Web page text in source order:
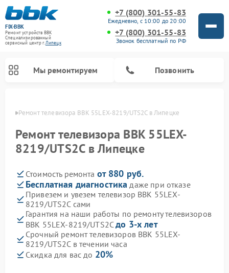
FIX-BBK
Ремонт устройств BBK
Специализированный
cервисный центр г.Липецк
+7 (800) 301-55-83
Ежедневно, с 10:00 до 20:00
+7 (800) 301-55-83
Звонок бесплатный по РФ
Мы ремонтируем Позвонить
Ремонт телевизора BBK 55LEX-8219/UTS2C в Липецке
Ремонт телевизора BBK 55LEX-
8219/UTS2C в Липецке
Стоимость ремонта от 880 руб.
Бесплатная диагностика даже при отказе
Привезем и увезем телевизор BBK 55LEX-
8219/UTS2C сами
Гарантия на наши работы по ремонту телевизоров
BBK 55LEX-8219/UTS2Cдо 3-х лет
Срочный ремонт телевизоров BBK 55LEX-
8219/UTS2C в течении часа
Скидка для вас до 20%